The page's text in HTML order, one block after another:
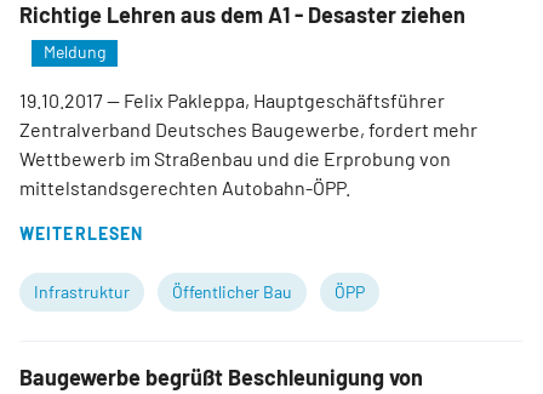
Richtige Lehren aus dem A1 - Desaster ziehen
Meldung
19.10.2017— Felix Pakleppa, Hauptgeschäftsführer
Zentralverband Deutsches Baugewerbe, fordert mehr
Wettbewerb im Straßenbau und die Erprobung von
mittelstandsgerechten Autobahn-ÖPP.
WEITERLESEN
Infrastruktur Öffentlicher Bau ÖPP
Baugewerbe begrüßt Beschleunigung von